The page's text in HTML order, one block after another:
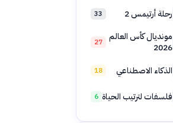
رحلة أرتيمس 2 33
مونديال كأس العالم
2026
27
الذكاء الاصطناعي 18
فلسفات لترتيب الحياة 6